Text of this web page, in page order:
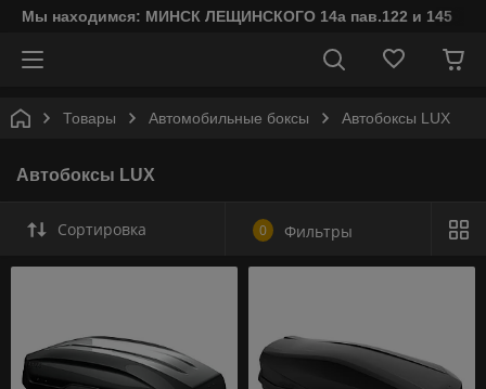
Мы находимся: МИНСК ЛЕЩИНСКОГО 14а пав.122 и 145
Товары Автомобильные боксы Автобоксы LUX
Автобоксы LUX
Сортировка 0 Фильтры